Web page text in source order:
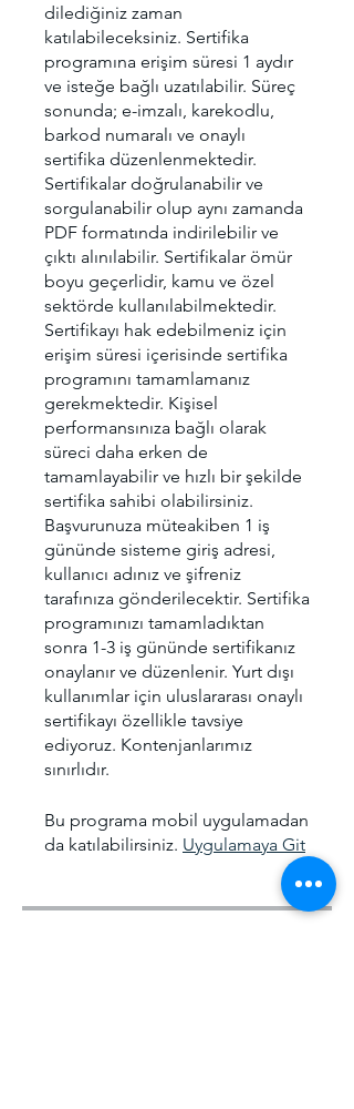
dilediğiniz zaman
katılabileceksiniz. Sertifika
programına erişim süresi 1 aydır
ve isteğe bağlı uzatılabilir. Süreç
sonunda; e-imzalı, karekodlu,
barkod numaralı ve onaylı
sertifika düzenlenmektedir.
Sertifikalar doğrulanabilir ve
sorgulanabilir olup aynı zamanda
PDF formatında indirilebilir ve
çıktı alınılabilir. Sertifikalar ömür
boyu geçerlidir, kamu ve özel
sektörde kullanılabilmektedir.
Sertifikayı hak edebilmeniz için
erişim süresi içerisinde sertifika
programını tamamlamanız
gerekmektedir. Kişisel
performansınıza bağlı olarak
süreci daha erken de
tamamlayabilir ve hızlı bir şekilde
sertifika sahibi olabilirsiniz.
Başvurunuza müteakiben 1 iş
gününde sisteme giriş adresi,
kullanıcı adınız ve şifreniz
tarafınıza gönderilecektir. Sertifika
programınızı tamamladıktan
sonra 1-3 iş gününde sertifikanız
onaylanır ve düzenlenir. Yurt dışı
kullanımlar için uluslararası onaylı
sertifikayı özellikle tavsiye
ediyoruz. Kontenjanlarımız
sınırlıdır.
Bu programa mobil uygulamadan
da katılabilirsiniz. Uygulamaya Git